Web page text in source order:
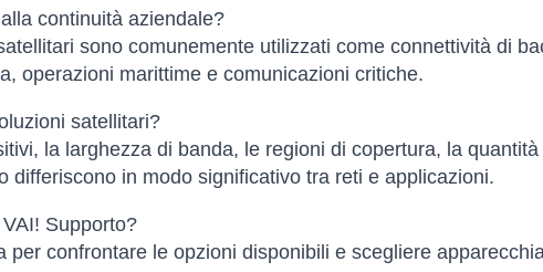
continuità aziendale?
sono comunemente utilizzati come connettività di
operazioni marittime e comunicazioni critiche.
satellitari?
la larghezza di banda, le regioni di copertura, la
differiscono in modo significativo tra reti e applicazioni.
Supporto?
per confrontare le opzioni disponibili e scegliere